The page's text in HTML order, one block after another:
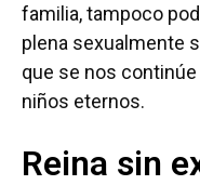
familia, tampoco
plena sexualmente
que se nos
niños eternos.
Reina sin